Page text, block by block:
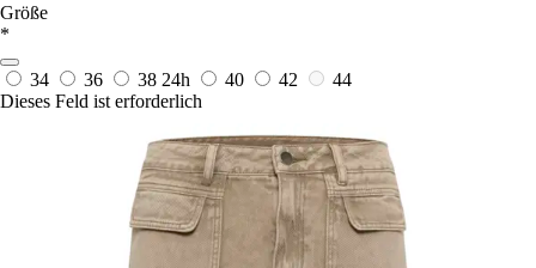
Größe
*
34 36 38 24h 40 42
44
Dieses Feld ist erforderlich